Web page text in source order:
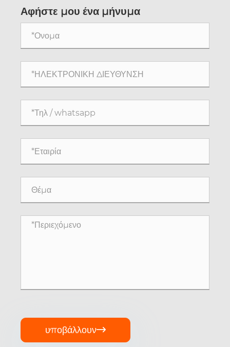
άκρου επιτρέπουν ακόμη και σε αρχάριους να
αποκτήσουν φυσικά καθορισμένα φρύδια.
Αφήστε μου ένα μήνυμα
υποβάλλουν